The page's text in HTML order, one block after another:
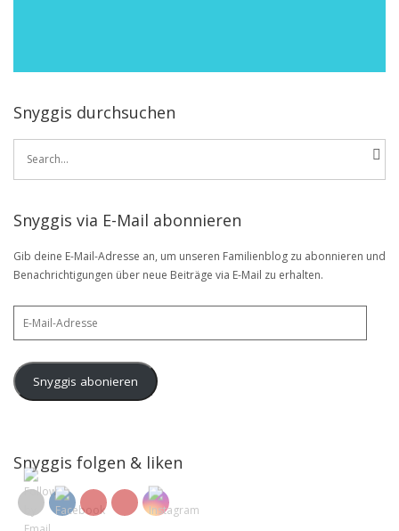
Snyggis durchsuchen
Search
Snyggis via E-Mail abonnieren
Gib deine E-Mail-Adresse an, um unseren Familienblog zu abonnieren und
Benachrichtigungen über neue Beiträge via E-Mail zu erhalten.
Snyggis abonieren
Snyggis folgen & liken